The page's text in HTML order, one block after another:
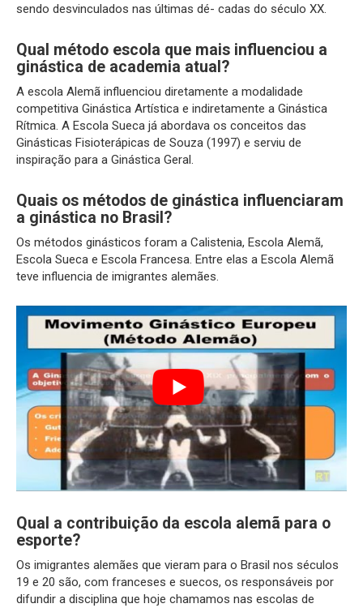
sendo desvinculados nas últimas dé- cadas do século XX.
Qual método escola que mais influenciou a
ginástica de academia atual?
A escola Alemã influenciou diretamente a modalidade
competitiva Ginástica Artística e indiretamente a Ginástica
Rítmica. A Escola Sueca já abordava os conceitos das
Ginásticas Fisioterápicas de Souza (1997) e serviu de
inspiração para a Ginástica Geral.
Quais os métodos de ginástica influenciaram
a ginástica no Brasil?
Os métodos ginásticos foram a Calistenia, Escola Alemã,
Escola Sueca e Escola Francesa. Entre elas a Escola Alemã
teve influencia de imigrantes alemães.
Qual a contribuição da escola alemã para o
esporte?
Os imigrantes alemães que vieram para o Brasil nos séculos
19 e 20 são, com franceses e suecos, os responsáveis por
difundir a disciplina que hoje chamamos nas escolas de